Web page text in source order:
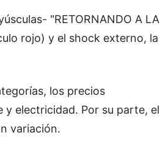
"RETORNANDO A LA
rojo) y el shock externo, la
los precios
y electricidad. Por su parte, el
variación.